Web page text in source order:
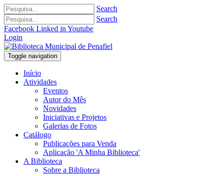
Search
Search
Facebook Linked in Youtube
Login
Toggle navigation
Início
Atividades
Eventos
Autor do Mês
Novidades
Iniciativas e Projetos
Galerias de Fotos
Catálogo
Publicações para Venda
Aplicação 'A Minha Biblioteca'
A Biblioteca
Sobre a Biblioteca